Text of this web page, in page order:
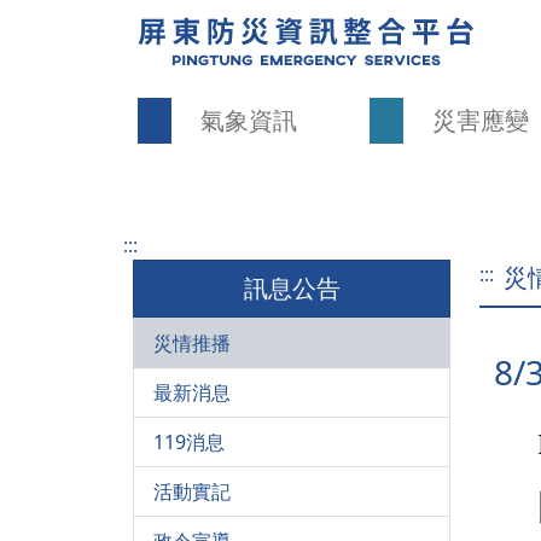
氣象資訊 災害應變
:::
訊息公告
災情推播
最新消息
119消息
活動實記
::: 災
8/